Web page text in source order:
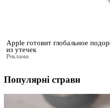
Apple готовит глобальное
из утечек
Реклама
Популярні страви